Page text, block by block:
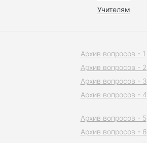
Учителям
Архив вопросов - 1
Архив вопросов - 2
Архив вопросов - 3
Архив вопросов - 4
Архив вопросов - 5
Архив вопросов - 6